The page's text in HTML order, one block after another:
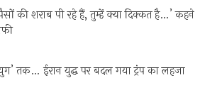
की शराब पी रहे हैं, तुम्हें क्या दिक्कत है…’ कहने
तक… ईरान युद्ध पर बदल गया ट्रंप का लहजा